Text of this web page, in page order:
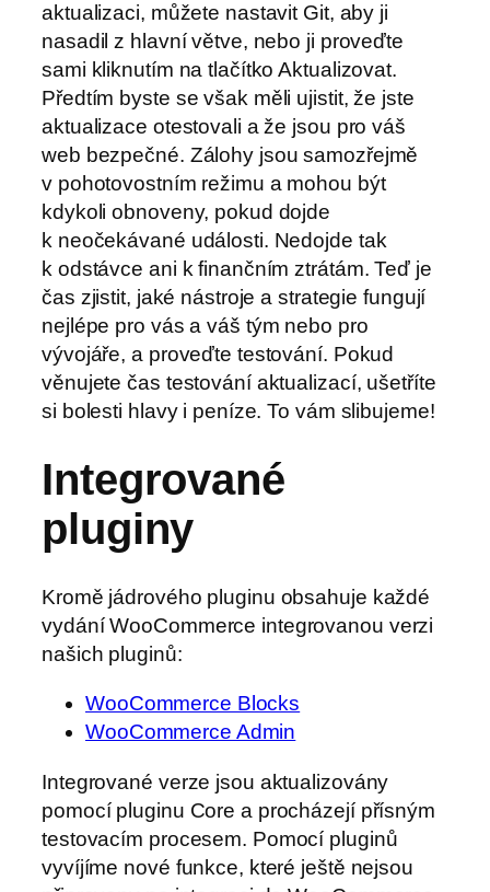
aktualizaci, můžete nastavit Git, aby ji
nasadil z hlavní větve, nebo ji proveďte
sami kliknutím na tlačítko Aktualizovat.
Předtím byste se však měli ujistit, že jste
aktualizace otestovali a že jsou pro váš
web bezpečné. Zálohy jsou samozřejmě
v pohotovostním režimu a mohou být
kdykoli obnoveny, pokud dojde
k neočekávané události. Nedojde tak
k odstávce ani k finančním ztrátám. Teď je
čas zjistit, jaké nástroje a strategie fungují
nejlépe pro vás a váš tým nebo pro
vývojáře, a proveďte testování. Pokud
věnujete čas testování aktualizací, ušetříte
si bolesti hlavy i peníze. To vám slibujeme!
Integrované
pluginy
Kromě jádrového pluginu obsahuje každé
vydání WooCommerce integrovanou verzi
našich pluginů:
WooCommerce Blocks
WooCommerce Admin
Integrované verze jsou aktualizovány
pomocí pluginu Core a procházejí přísným
testovacím procesem. Pomocí pluginů
vyvíjíme nové funkce, které ještě nejsou